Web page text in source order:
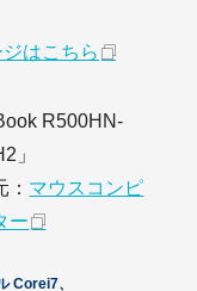
はこちら
R500HN-
」
： マウスコンピ
ー
Corei7、